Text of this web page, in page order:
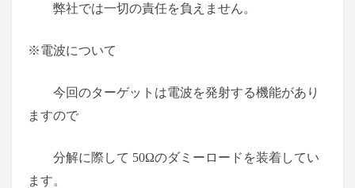
弊社では一切の責任を負えません。
※電波について
今回のターゲットは電波を発射する機能があり
ますので
分解に際して 50Ωのダミーロードを装着してい
ます。